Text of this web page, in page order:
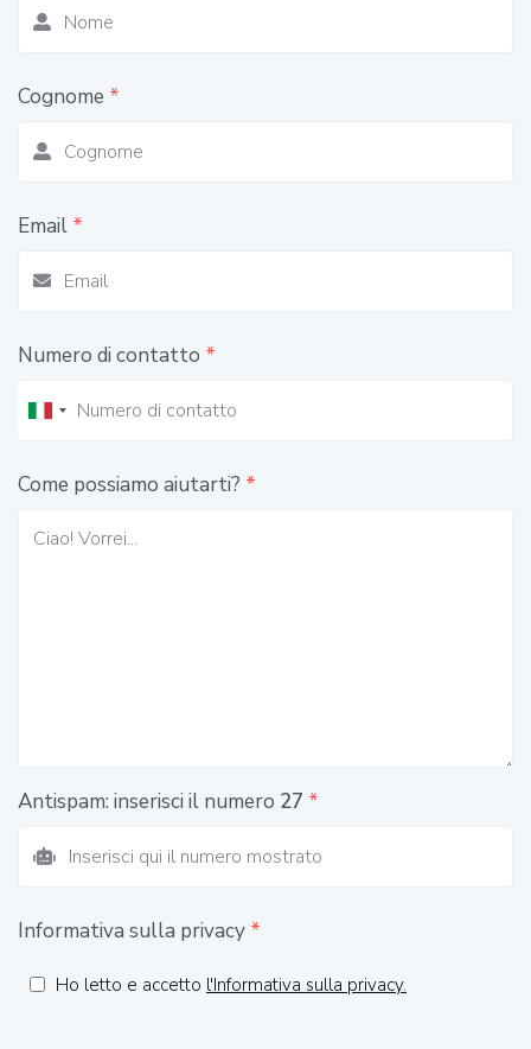
Cognome *
Email *
Numero di contatto *
Come possiamo aiutarti? *
Antispam: inserisci il numero 27 *
Informativa sulla privacy *
Ho letto e accetto l'Informativa sulla privacy.